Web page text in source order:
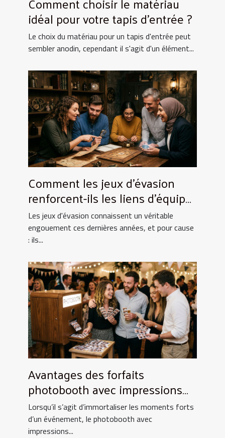
idéal pour votre tapis d'entrée ?
Le choix du matériau pour un tapis d'entrée peut
sembler anodin, cependant il s'agit d'un élément...
Comment les jeux d'évasion
renforcent-ils les liens d'équipe
?
Les jeux d'évasion connaissent un véritable
engouement ces dernières années, et pour cause
: ils...
Avantages des forfaits
photobooth avec impressions
illimitées
Lorsqu’il s’agit d’immortaliser les moments forts
d’un événement, le photobooth avec
impressions...